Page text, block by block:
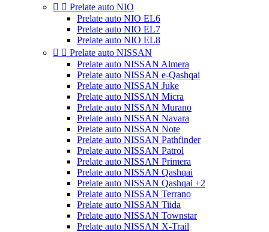
  Prelate auto NIO
Prelate auto NIO EL6
Prelate auto NIO EL7
Prelate auto NIO EL8
  Prelate auto NISSAN
Prelate auto NISSAN Almera
Prelate auto NISSAN e-Qashqai
Prelate auto NISSAN Juke
Prelate auto NISSAN Micra
Prelate auto NISSAN Murano
Prelate auto NISSAN Navara
Prelate auto NISSAN Note
Prelate auto NISSAN Pathfinder
Prelate auto NISSAN Patrol
Prelate auto NISSAN Primera
Prelate auto NISSAN Qashqai
Prelate auto NISSAN Qashqai +2
Prelate auto NISSAN Terrano
Prelate auto NISSAN Tiida
Prelate auto NISSAN Townstar
Prelate auto NISSAN X-Trail